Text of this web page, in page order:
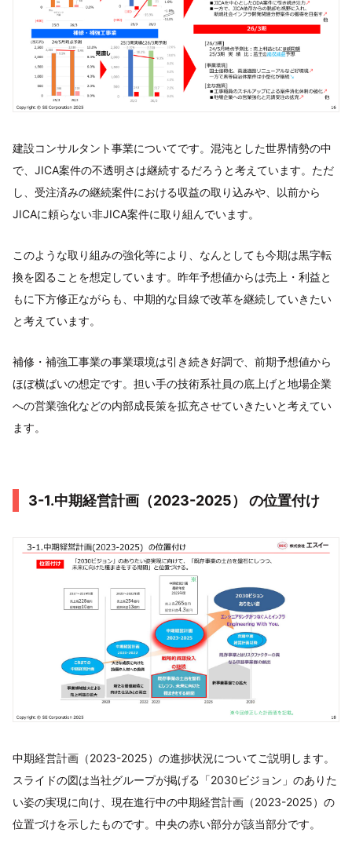
建設コンサルタント事業についてです。混沌とした世界情勢の中
で、JICA案件の不透明さは継続するだろうと考えています。ただ
し、受注済みの継続案件における収益の取り込みや、以前から
JICAに頼らない非JICA案件に取り組んでいます。
このような取り組みの強化等により、なんとしても今期は黒字転
換を図ることを想定しています。昨年予想値からは売上・利益と
もに下方修正ながらも、中期的な目線で改革を継続していきたい
と考えています。
補修・補強工事業の事業環境は引き続き好調で、前期予想値から
ほぼ横ばいの想定です。担い手の技術系社員の底上げと地場企業
への営業強化などの内部成長策を拡充させていきたいと考えてい
ます。
3-1.中期経営計画（2023-2025） の位置付け
中期経営計画（2023-2025）の進捗状況についてご説明します。
スライドの図は当社グループが掲げる「2030ビジョン」のありた
い姿の実現に向け、現在進行中の中期経営計画（2023-2025）の
位置づけを示したものです。中央の赤い部分が該当部分です。